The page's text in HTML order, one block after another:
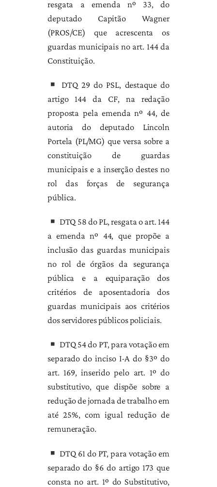
resgata a emenda nº 33, do
deputado Capitão Wagner
(PROS/CE) que acrescenta os
guardas municipais no art. 144 da
Constituição.
DTQ 29 do PSL, destaque do
artigo 144 da CF, na redação
proposta pela emenda nº 44, de
autoria do deputado Lincoln
Portela (PL/MG) que versa sobre a
constituição de guardas
municipais e a inserção destes no
rol das forças de segurança
pública.
DTQ 58 do PL, resgata o art. 144
a emenda nº 44, que propõe a
inclusão das guardas municipais
no rol de órgãos da segurança
pública e a equiparação dos
critérios de aposentadoria dos
guardas municipais aos critérios
dos servidores públicos policiais.
DTQ 54 do PT, para votação em
separado do inciso I-A do §3º do
art. 169, inserido pelo art. 1º do
substitutivo, que dispõe sobre a
redução de jornada de trabalho em
até 25%, com igual redução de
remuneração.
DTQ 61 do PT, para votação em
separado do §6 do artigo 173 que
consta no art. 1º do Substitutivo,